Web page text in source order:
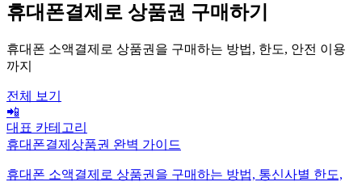
휴대폰결제로 상품권 구매하기
휴대폰 소액결제로 상품권을 구매하는 방법, 한도, 안전 이용
까지
전체 보기
📲
대표 카테고리
휴대폰결제상품권 완벽 가이드
휴대폰 소액결제로 상품권을 구매하는 방법, 통신사별 한도,